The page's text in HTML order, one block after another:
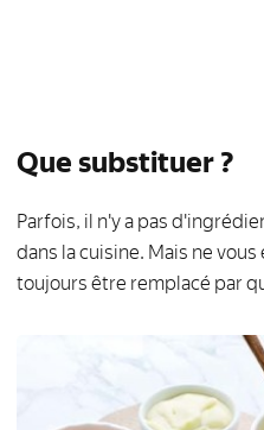
Que substituer ?
Parfois, il n'y a pas
dans la cuisine. Mais ne
toujours être remplacé par